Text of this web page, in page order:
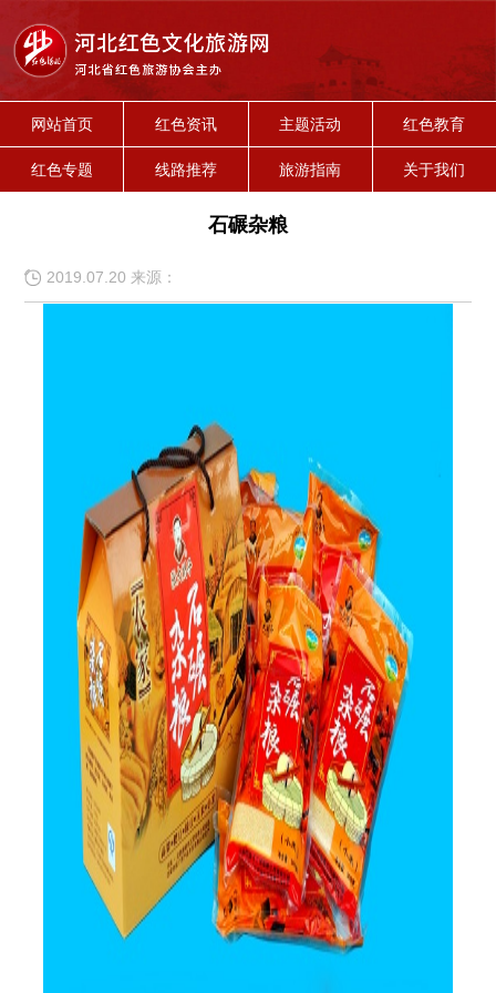
网站首页 红色资讯 主题活动 红色教育
红色专题 线路推荐 旅游指南 关于我们
石碾杂粮
2019.07.20 来源：